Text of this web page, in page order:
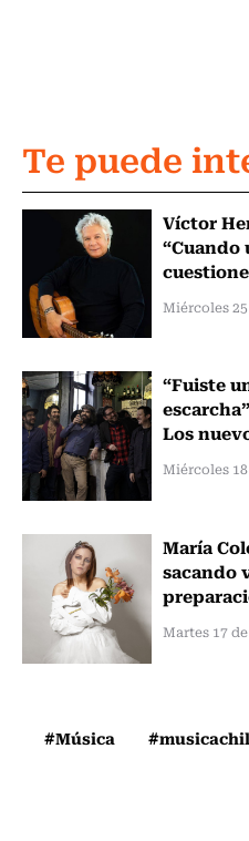
Te puede
Víctor
“Cuando
Miércoles
“Fuiste
Los
Miércoles
María
sacando
Martes 17
#Música